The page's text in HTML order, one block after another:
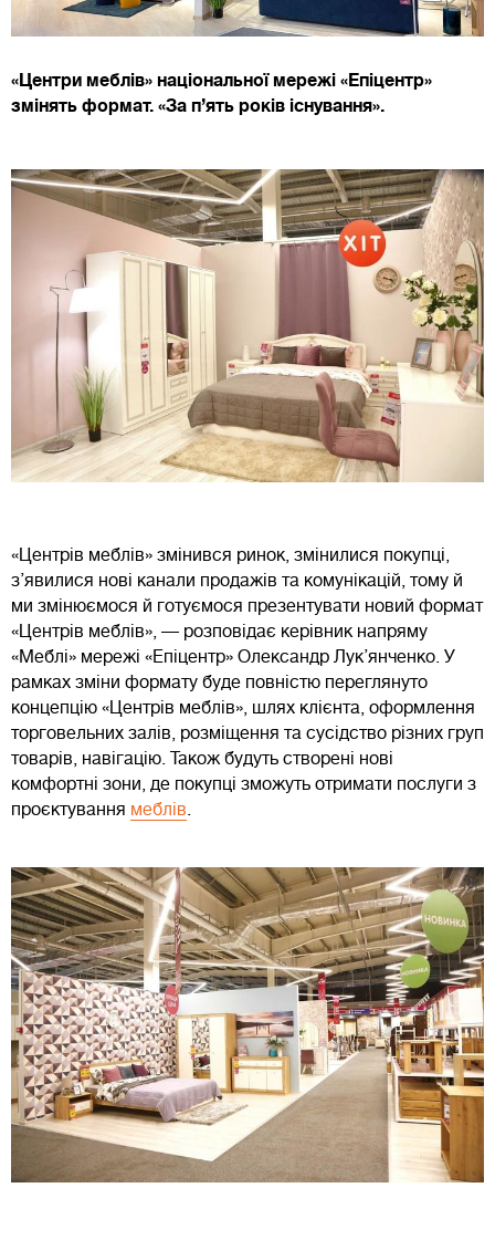
«Центри меблів» національної мережі «Епіцентр»
змінять формат. «За п’ять років існування».
«Центрів меблів» змінився ринок, змінилися покупці,
з’явилися нові канали продажів та комунікацій, тому й
ми змінюємося й готуємося презентувати новий формат
«Центрів меблів», — розповідає керівник напряму
«Меблі» мережі «Епіцентр» Олександр Лук’янченко. У
рамках зміни формату буде повністю переглянуто
концепцію «Центрів меблів», шлях клієнта, оформлення
торговельних залів, розміщення та сусідство різних груп
товарів, навігацію. Також будуть створені нові
комфортні зони, де покупці зможуть отримати послуги з
проєктування меблів.